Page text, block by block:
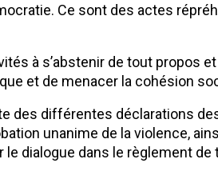
Ce sont des actes
à s’abstenir de tout propos
et de menacer la cohésion
des différentes déclarations
unanime de la violence,
dialogue dans le règlement